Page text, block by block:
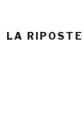
LA RIPOSTE